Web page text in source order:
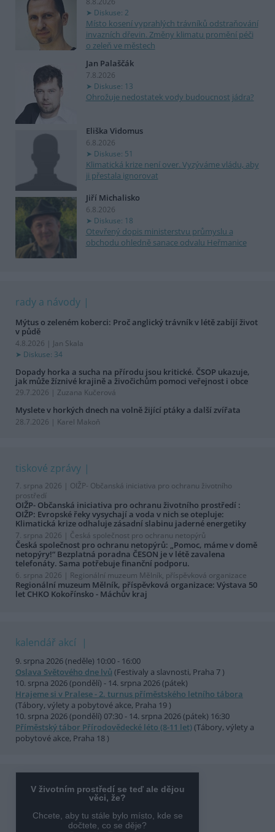
Diskuse: 2
Místo kosení vyprahlých trávníků odstraňování
invazních dřevin. Změny klimatu promění péči
o zeleň ve městech
Jan Palaščák
7.8.2026
Diskuse: 13
Ohrožuje nedostatek vody budoucnost jádra?
Eliška Vidomus
6.8.2026
Diskuse: 51
Klimatická krize není over. Vyzýváme vládu, aby
ji přestala ignorovat
Jiří Michalisko
6.8.2026
Diskuse: 18
Otevřený dopis ministerstvu průmyslu a
obchodu ohledně sanace odvalu Heřmanice
rady a návody
Mýtus o zeleném koberci: Proč anglický trávník v létě zabíjí život
v půdě
4.8.2026 | Jan Skala
Diskuse: 34
Dopady horka a sucha na přírodu jsou kritické. ČSOP ukazuje,
jak může žíznivé krajině a živočichům pomoci veřejnost i obce
29.7.2026 | Zuzana Kučerová
Myslete v horkých dnech na volně žijící ptáky a další zvířata
28.7.2026 | Karel Makoň
tiskové zprávy
7. srpna 2026 | OIŽP- Občanská iniciativa pro ochranu životního
prostředí
OIŽP- Občanská iniciativa pro ochranu životního prostředí :
OIŽP: Evropské řeky vysychají a voda v nich se otepluje:
Klimatická krize odhaluje zásadní slabinu jaderné energetiky
7. srpna 2026 | Česká společnost pro ochranu netopýrů
Česká společnost pro ochranu netopýrů: „Pomoc, máme v domě
netopýry!“ Bezplatná poradna ČESON je v létě zavalena
telefonáty. Sama potřebuje finanční podporu.
6. srpna 2026 | Regionální muzeum Mělník, příspěvková organizace
Regionální muzeum Mělník, příspěvková organizace: Výstava 50
let CHKO Kokořínsko - Máchův kraj
kalendář akcí
9. srpna 2026 (neděle) 10:00 - 16:00
Oslava Světového dne lvů (Festivaly a slavnosti, Praha 7 )
10. srpna 2026 (pondělí) - 14. srpna 2026 (pátek)
Hrajeme si v Pralese - 2. turnus příměstského letního tábora
(Tábory, výlety a pobytové akce, Praha 19 )
10. srpna 2026 (pondělí) 07:30 - 14. srpna 2026 (pátek) 16:30
Příměstský tábor Přírodovědecké léto (8-11 let)(Tábory, výlety a
pobytové akce, Praha 18 )